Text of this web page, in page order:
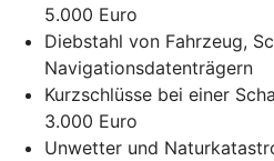
5.000 Euro
Diebstahl von Fahrzeug,
Navigationsdatenträgern
Kurzschlüsse bei einer
3.000 Euro
Unwetter und